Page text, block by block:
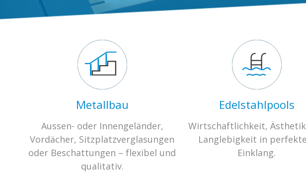
Metallbau
Aussen- oder Innengeländer,
Vordächer, Sitzplatzverglasungen
oder Beschattungen – flexibel und
qualitativ.
Edelstahlpools
Wirtschaftlichkeit,
Langlebigkeit in
Einklang.